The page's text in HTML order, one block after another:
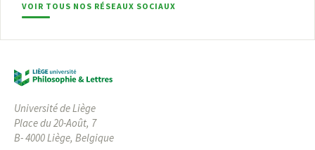
VOIR TOUS NOS RÉSEAUX SOCIAUX
Université de Liège
Place du 20-Août, 7
B- 4000 Liège, Belgique